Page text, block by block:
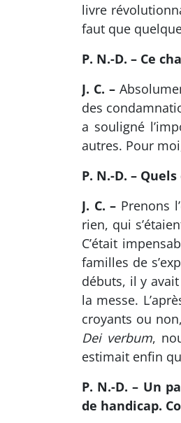
livre
faut que
P. N.-D. – Ce
J. C. –
des
a souligné
autres. Pour
P. N.-D. –
J. C. – Prenons
rien, qui
C’était
familles de
débuts, il y
la messe.
croyants ou
Dei verbum,
estimait enfin
P. N.-D. – Un
de handicap.